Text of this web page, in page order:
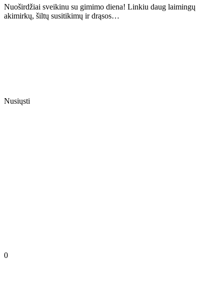
Nuoširdžiai sveikinu su gimimo diena! Linkiu daug laimingų
akimirkų, šiltų susitikimų ir drąsos…
Nusiųsti
0